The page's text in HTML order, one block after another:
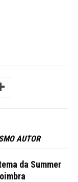
AUTOR
da Summer